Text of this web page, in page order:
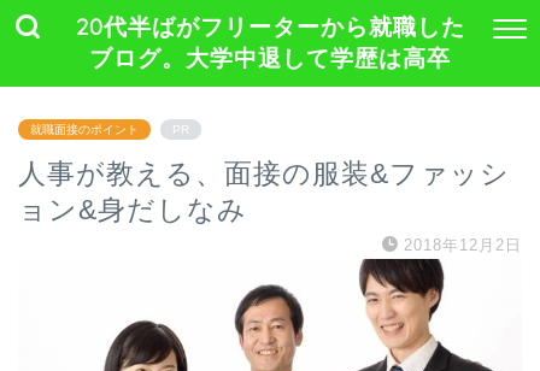
20代半ばがフリーターから就職した
ブログ。大学中退して学歴は高卒
就職面接のポイント PR
人事が教える、面接の服装&ファッシ
ョン&身だしなみ
2018年12月2日